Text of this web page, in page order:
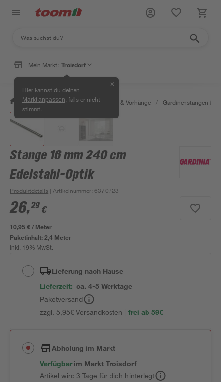
Mein Markt: Troisdorf
Hier kannst du deinen
Markt anpassen , falls er nicht
stimmt.
✕
/ Wohnen & Haushalt / Gardinen & Vorhänge / Gardinenstangen &
Stange 16 mm 240 cm
Edelstahl-Optik
Produktdetails | Artikelnummer:6370723
26,29 €
10,95 € / Meter
Paketinhalt:2,4 Meter
inkl. 19% MwSt.
Lieferung nach Hause
Lieferzeit: ca. 4-5 Werktage
Paketversand
zzgl. 5,95€ Versandkosten | frei ab 59€
Abholung im Markt
Verfügbar im MarktTroisdorf
Artikel wird 3 Tage für dich hinterlegt